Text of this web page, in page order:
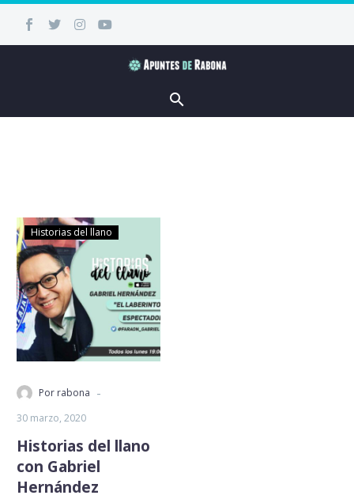
Historias del llano
Por rabona -
30 marzo, 2020
Historias del llano
con Gabriel
Hernández